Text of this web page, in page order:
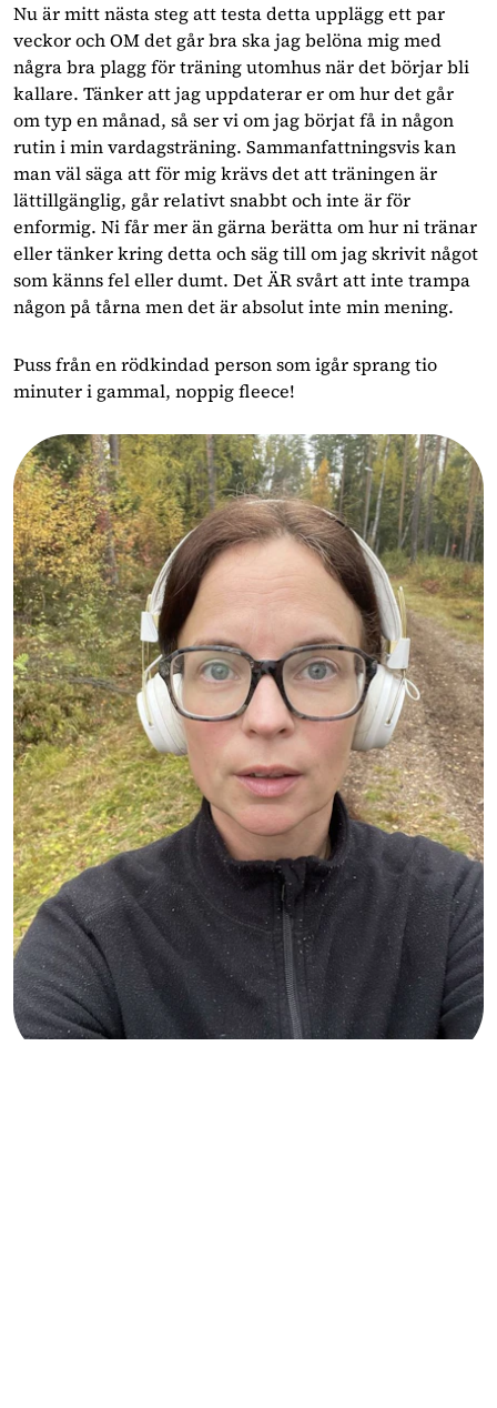
Nu är mitt nästa steg att testa detta upplägg ett par
veckor och OM det går bra ska jag belöna mig med
några bra plagg för träning utomhus när det börjar bli
kallare. Tänker att jag uppdaterar er om hur det går
om typ en månad, så ser vi om jag börjat få in någon
rutin i min vardagsträning. Sammanfattningsvis kan
man väl säga att för mig krävs det att träningen är
lättillgänglig, går relativt snabbt och inte är för
enformig. Ni får mer än gärna berätta om hur ni tränar
eller tänker kring detta och säg till om jag skrivit något
som känns fel eller dumt. Det ÄR svårt att inte trampa
någon på tårna men det är absolut inte min mening.
Puss från en rödkindad person som igår sprang tio
minuter i gammal, noppig fleece!